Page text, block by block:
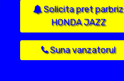
Solicita pret parbriz
HONDA JAZZ
Suna vanzatorul